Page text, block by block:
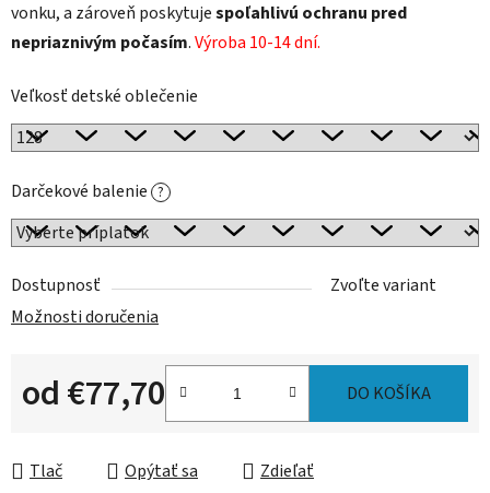
vonku, a zároveň poskytujespoľahlivú ochranu pred
nepriaznivým počasím.Výroba 10-14 dní.
Veľkosť detské oblečenie
Darčekové balenie ?
Dostupnosť
Zvoľte variant
Možnosti doručenia
od€77,70 DO KOŠÍKA
Tlač Opýtať sa Zdieľať